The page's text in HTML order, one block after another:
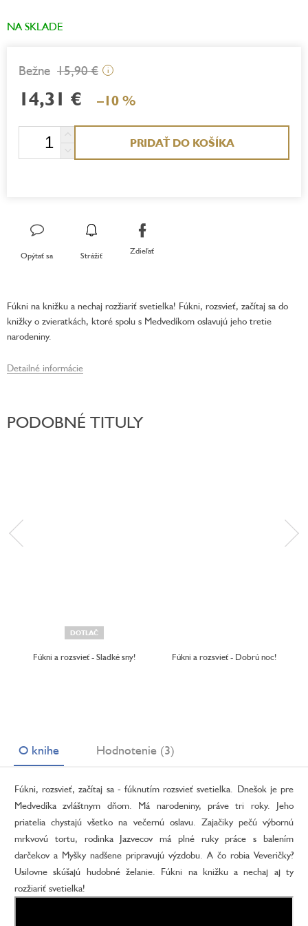
NA SKLADE
15,90 € i
14,31 € –10 %
PRIDAŤ DO KOŠÍKA
Opýtať sa Strážiť Zdieľať
Fúkni na knižku a nechaj rozžiariť svetielka! Fúkni, rozsvieť, začítaj sa do
knižky o zvieratkách, ktoré spolu s Medvedíkom oslavujú jeho tretie
narodeniny.
Detailné informácie
PODOBNÉ TITULY
DOTLAČ
Fúkni a rozsvieť - Sladké sny! Fúkni a rozsvieť - Dobrú noc!
O knihe Hodnotenie (3)
Fúkni, rozsvieť, začítaj sa - fúknutím rozsvieť svetielka. Dnešok je pre
Medvedíka zvláštnym dňom. Má narodeniny, práve tri roky. Jeho
priatelia chystajú všetko na večernú oslavu. Zajačiky pečú výbornú
mrkvovú tortu, rodinka Jazvecov má plné ruky práce s balením
darčekov a Myšky nadšene pripravujú výzdobu. A čo robia Veveričky?
Usilovne skúšajú hudobné želanie. Fúkni na knižku a nechaj aj ty
rozžiariť svetielka!